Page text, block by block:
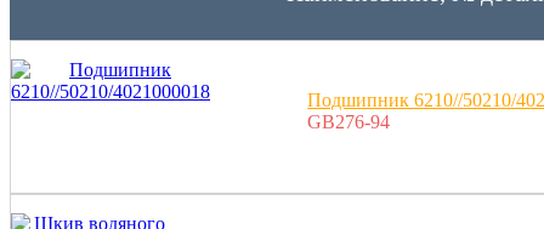
Подшипник 6210//50210/
GB276-94